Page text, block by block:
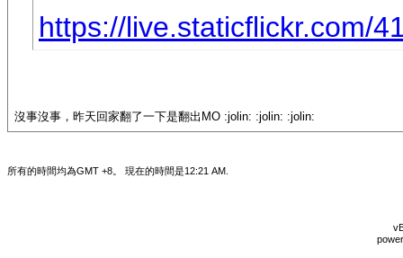
https://live.staticflickr.com/
沒事沒事，昨天回家翻了一下是翻出MO :jolin: :jolin: :jolin:
所有的時間均為GMT +8。 現在的時間是12:21 AM